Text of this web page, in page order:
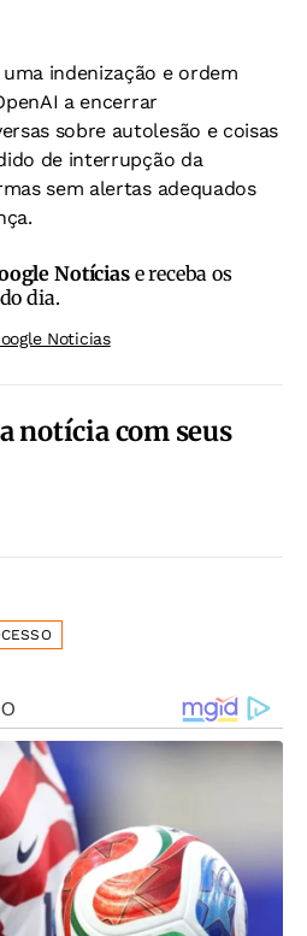
indenização e ordem
a encerrar
sobre autolesão e coisas
de interrupção da
sem alertas adequados
Notíciase receba os
dia.
Noticias
notícia com seus